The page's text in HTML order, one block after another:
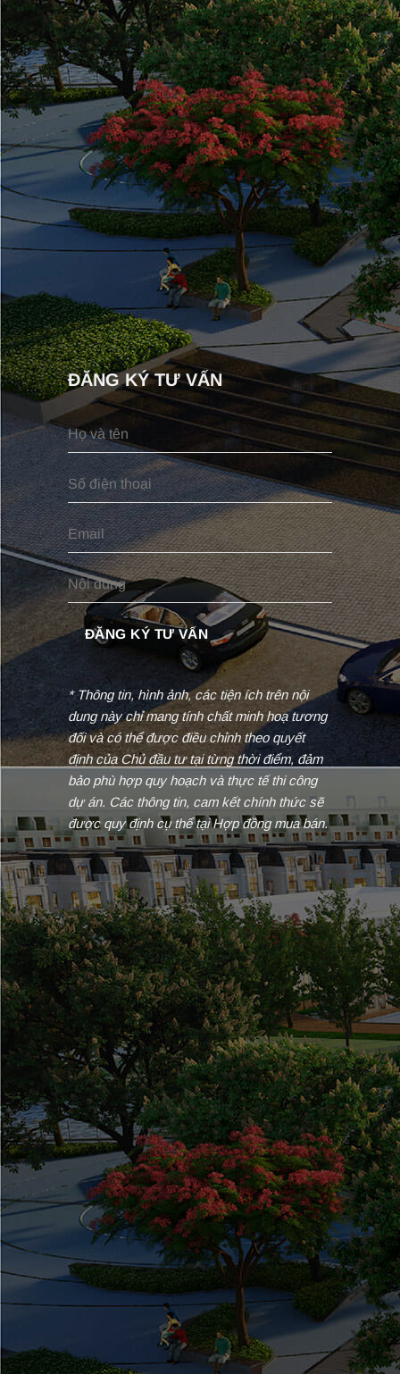
ĐĂNG KÝ TƯ VẤN
* Thông tin, hình ảnh, các tiện ích trên nội
dung này chỉ mang tính chất minh hoạ tương
đối và có thể được điều chỉnh theo quyết
định của Chủ đầu tư tại từng thời điểm, đảm
bảo phù hợp quy hoạch và thực tế thi công
dự án. Các thông tin, cam kết chính thức sẽ
được quy định cụ thể tại Hợp đồng mua bán.